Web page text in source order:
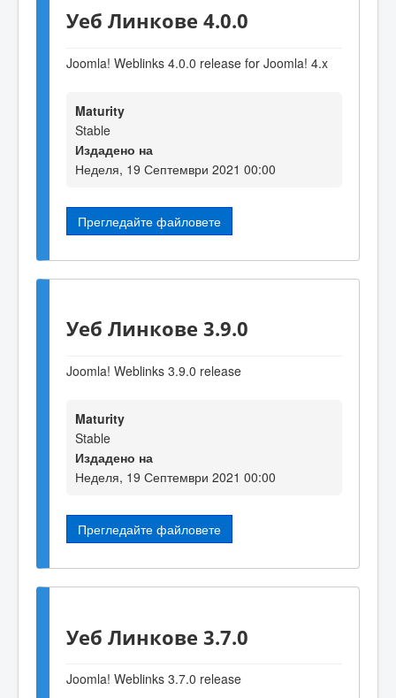
Уеб Линкове 4.0.0
Joomla! Weblinks 4.0.0 release for Joomla! 4.x
Maturity
Stable
Издадено на
Неделя, 19 Септември 2021 00:00
Прегледайте файловете
Уеб Линкове 3.9.0
Joomla! Weblinks 3.9.0 release
Maturity
Stable
Издадено на
Неделя, 19 Септември 2021 00:00
Прегледайте файловете
Уеб Линкове 3.7.0
Joomla! Weblinks 3.7.0 release